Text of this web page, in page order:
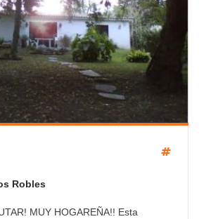
Robles
MUY HOGAREÑA!! Esta